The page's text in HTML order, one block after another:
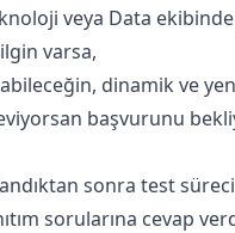
veya Data
varsa,
dinamik ve
başvurunu
sonra test
sorularına cevap